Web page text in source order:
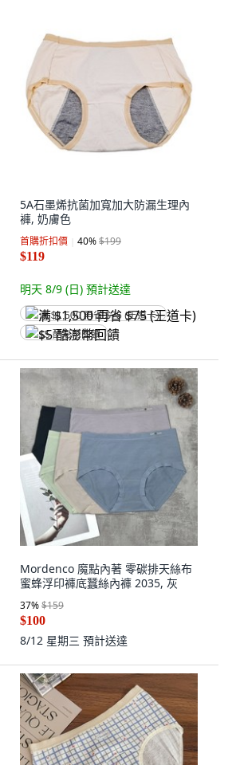
5A石墨烯抗菌加寬加大防漏生理內
褲, 奶膚色
首購折扣價 40%$199
$119
明天 8/9 (日) 預計送達
满 $1,500 再省 $75 (王道卡)
$5 酷澎幣回饋
Mordenco 魔點內著 零碳排天絲布
蜜蜂浮印褲底蠶絲內褲 2035, 灰
37%$159
$100
8/12 星期三 預計送達